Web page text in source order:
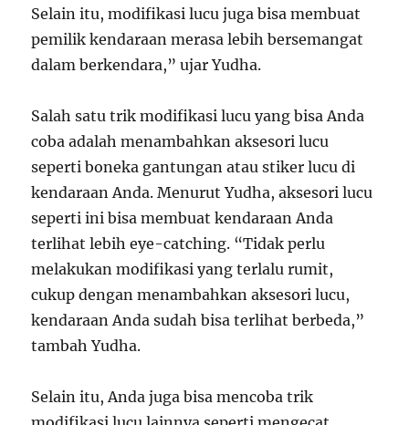
Selain itu, modifikasi lucu juga bisa membuat
pemilik kendaraan merasa lebih bersemangat
dalam berkendara,” ujar Yudha.
Salah satu trik modifikasi lucu yang bisa Anda
coba adalah menambahkan aksesori lucu
seperti boneka gantungan atau stiker lucu di
kendaraan Anda. Menurut Yudha, aksesori lucu
seperti ini bisa membuat kendaraan Anda
terlihat lebih eye-catching. “Tidak perlu
melakukan modifikasi yang terlalu rumit,
cukup dengan menambahkan aksesori lucu,
kendaraan Anda sudah bisa terlihat berbeda,”
tambah Yudha.
Selain itu, Anda juga bisa mencoba trik